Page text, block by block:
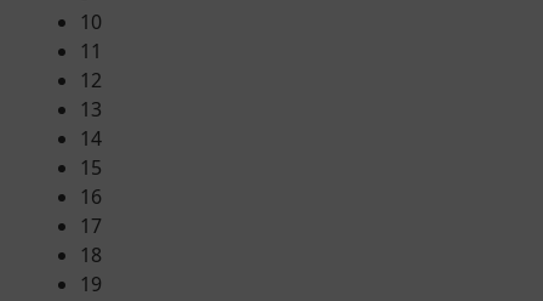
10
11
12
13
14
15
16
17
18
19